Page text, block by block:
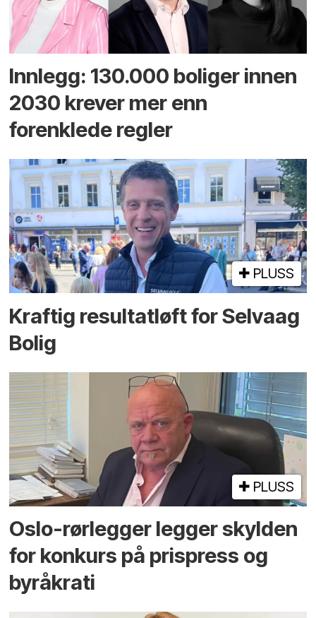
Innlegg: 130.000 boliger innen
2030 krever mer enn
forenklede regler
PLUSS
Kraftig resultatløft for Selvaag
Bolig
PLUSS
Oslo-rørlegger legger skylden
for konkurs på prispress og
byråkrati